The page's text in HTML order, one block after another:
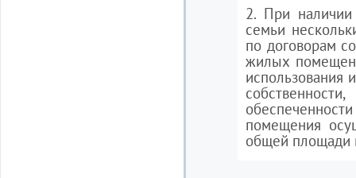
2. При
семьи
по договорам
жилых
использования
помещения
общей площади